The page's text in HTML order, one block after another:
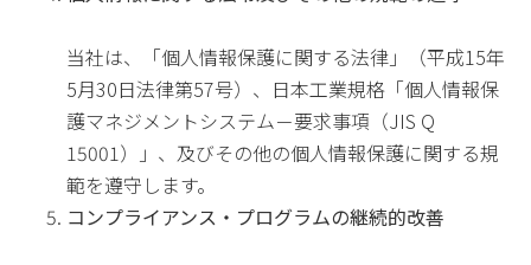
当社は、「個人情報保護に関する法律」（平成15年
5月30日法律第57号）、日本工業規格「個人情報保
護マネジメントシステム－要求事項（JIS Q
15001）」、及びその他の個人情報保護に関する規
範を遵守します。
コンプライアンス・プログラムの継続的改善